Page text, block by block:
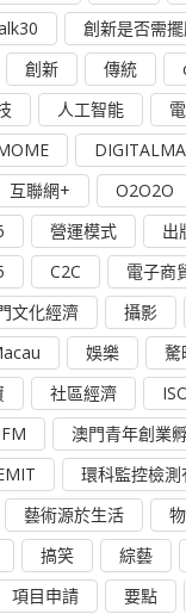
創新是否需
創新 傳統
人工智能
互聯網+ O2O2O
營運模式 出
C2C
電子商
文化經濟 攝影
娛樂
驁
社區經濟
澳門青年創業
環科監控檢測
藝術源於生活
搞笑 綜藝
項目申請 要點